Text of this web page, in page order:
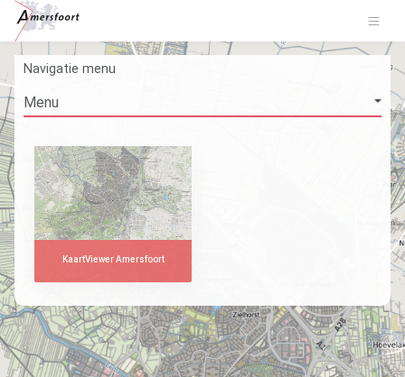
Navigatie menu
KaartViewer Amersfoort